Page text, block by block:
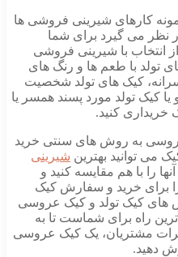
کارهای شیرینی فروشی ها
نظر می گیرد برای شما
انتخاب با شیرینی فروشی
تولد با طعم ها و رنگ های
کیک های تولد شخصیت
یا کیک تولد مورد پسند همسر یا
خریداری کنید.
به روش های سنتی خرید
می توانید بهترین شیرینی
را با هم مقایسه کنید و
برای خرید و سفارش کیک
های کیک تولد و کیک عروسی
راه برای شماست تا به
مشتریان، یک کیک عروسی
دهید.